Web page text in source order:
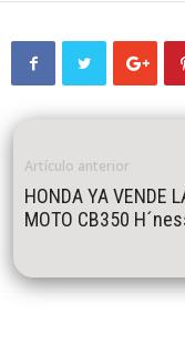
Artículo anterior
HONDA YA VENDE
MOTO CB350